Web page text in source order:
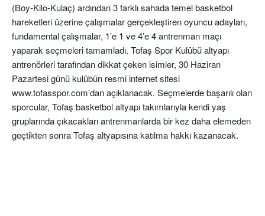
(Boy-Kilo-Kulaç) ardından 3 farklı sahada temel basketbol
hareketleri üzerine çalışmalar gerçekleştiren oyuncu adayları,
fundamental çalışmalar, 1’e 1 ve 4’e 4 antrenman maçı
yaparak seçmeleri tamamladı. Tofaş Spor Kulübü altyapı
antrenörleri tarafından dikkat çeken isimler, 30 Haziran
Pazartesi günü kulübün resmi internet sitesi
www.tofasspor.com’dan açıklanacak. Seçmelerde başarılı olan
sporcular, Tofaş basketbol altyapı takımlarıyla kendi yaş
gruplarında çıkacakları antrenmanlarda bir kez daha elemeden
geçtikten sonra Tofaş altyapısına katılma hakkı kazanacak.